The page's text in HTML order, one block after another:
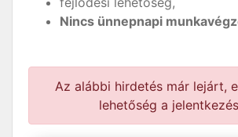
Nincs ünnepnapi
Az alábbi hirdetés már lejárt,
lehetőség a